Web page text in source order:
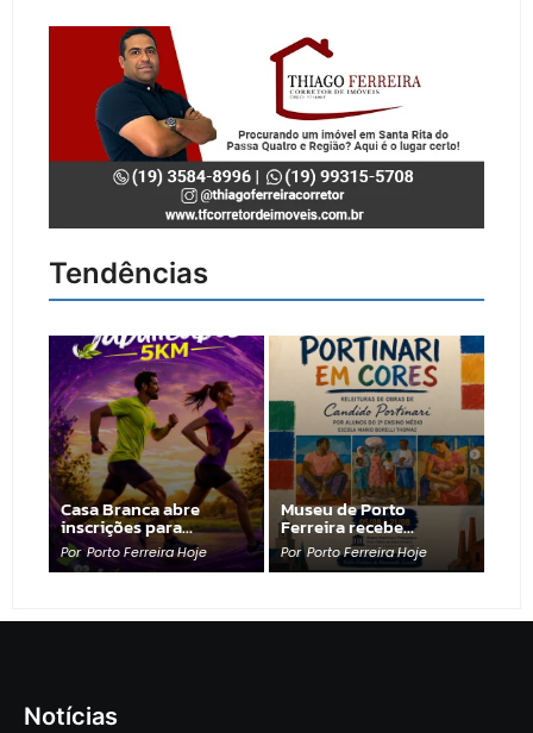
Tendências
Casa Branca abre
inscrições para…
Por Porto Ferreira Hoje
Museu de Porto
Ferreira recebe…
Por Porto Ferreira Hoje
Notícias